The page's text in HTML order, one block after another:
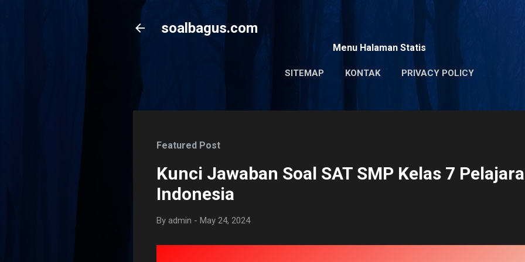
soalbagus.com
Menu Halaman Statis
SITEMAP KONTAK PRIVACY POLICY
Featured Post
Kunci Jawaban Soal SAT SMP Kelas 7
Indonesia
By admin - May 24, 2024